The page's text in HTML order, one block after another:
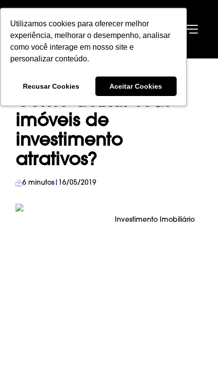
Utilizamos cookies para oferecer melhor
experiência, melhorar o desempenho, analisar
como você interage em nosso site e
personalizar conteúdo.
Recusar Cookies Aceitar Cookies
Utilizamos cookies para oferecer melhor
experiência, melhorar o desempenho, analisar
como você interage em nosso site e
personalizar conteúdo.
Recusar Cookies Aceitar Cookies
EN
INVESTIMENTO IMOBILIÁRIO
→
COMO DEIXAR SEUS IMÓVEIS DE INVESTIMENTO ATRATIVOS?
Como deixar seus
imóveis de
investimento
atrativos?
6 minutos 16/05/2019
Investimento Imobiliário